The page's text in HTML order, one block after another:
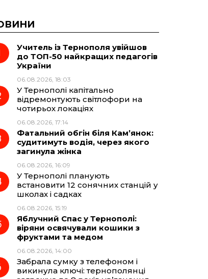
Учитель із Тернополя увійшов
до ТОП-50 найкращих педагогів
України
06.08.2026, 18:03
У Тернополі капітально
відремонтують світлофори на
чотирьох локаціях
06.08.2026, 17:14
Фатальний обгін біля Кам’янок:
судитимуть водія, через якого
загинула жінка
06.08.2026, 16:09
У Тернополі планують
встановити 12 сонячних станцій у
школах і садках
06.08.2026, 15:19
Яблучний Спас у Тернополі:
віряни освячували кошики з
фруктами та медом
06.08.2026, 14:00
Забрала сумку з телефоном і
викинула ключі: тернополянці